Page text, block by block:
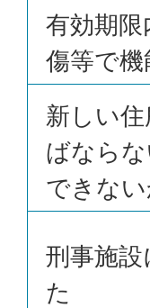
有効期
傷等で
新しい
ばなら
できな
刑事施
た